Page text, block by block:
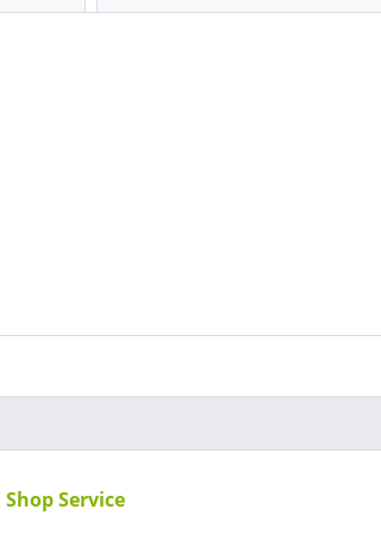
Shop Service